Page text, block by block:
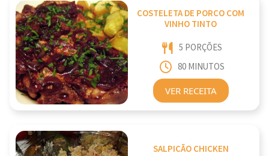
COSTELETA DE PORCO COM
VINHO TINTO
5 PORÇÕES
80 MINUTOS
VER RECEITA
SALPICÃO CHICKEN